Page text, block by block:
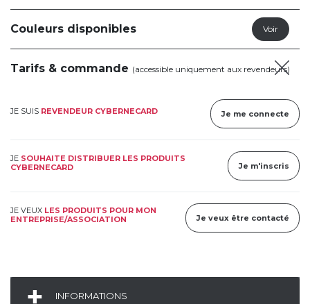
Couleurs disponibles
Tarifs & commande (accessible uniquement aux revendeurs)
JE SUIS REVENDEUR CYBERNECARD Je me connecte
JE SOUHAITE DISTRIBUER LES PRODUITS
CYBERNECARD
Je m'inscris
JE VEUX LES PRODUITS POUR MON
ENTREPRISE/ASSOCIATION
Je veux être contacté
INFORMATIONS